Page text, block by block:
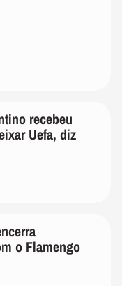
recebeu
Uefa, diz
o Flamengo